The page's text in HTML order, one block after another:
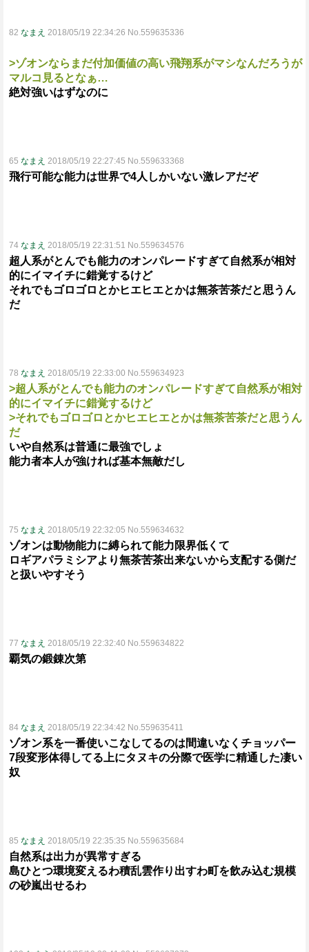
82 なまえ 2018/05/19 22:34:26 No.559635336
>ゾオンならまだ付加価値の高い飛翔系がマシなんだろうが
マルコ見るとなぁ…
絶対強いはずなのに
65 なまえ 2018/05/19 22:27:45 No.559633368
飛行可能な能力は世界で4人しかいない激レアだぞ
74 なまえ 2018/05/19 22:31:51 No.559634576
超人系がとんでも能力のオンパレードすぎて自然系が相対
的にイマイチに錯覚するけど
それでもゴロゴロとかヒエヒエとかは無茶苦茶だと思うん
だ
78 なまえ 2018/05/19 22:33:00 No.559634923
>超人系がとんでも能力のオンパレードすぎて自然系が相対
的にイマイチに錯覚するけど
>それでもゴロゴロとかヒエヒエとかは無茶苦茶だと思うん
だ
いや自然系は普通に最強でしょ
能力者本人が強ければ基本無敵だし
75 なまえ 2018/05/19 22:32:05 No.559634632
ゾオンは動物能力に縛られて能力限界低くて
ロギアパラミシアより無茶苦茶出来ないから支配する側だ
と扱いやすそう
77 なまえ 2018/05/19 22:32:40 No.559634822
覇気の鍛錬次第
84 なまえ 2018/05/19 22:34:42 No.559635411
ゾオン系を一番使いこなしてるのは間違いなくチョッパー
7段変形体得してる上にタヌキの分際で医学に精通した凄い
奴
85 なまえ 2018/05/19 22:35:35 No.559635684
自然系は出力が異常すぎる
島ひとつ環境変えるわ積乱雲作り出すわ町を飲み込む規模
の砂嵐出せるわ